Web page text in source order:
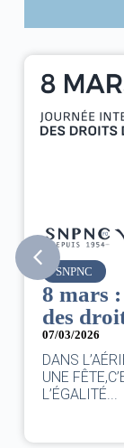
SNPNC
8 mars
des
07/03/2026
DANS
UNE
L’ÉGALITÉ...